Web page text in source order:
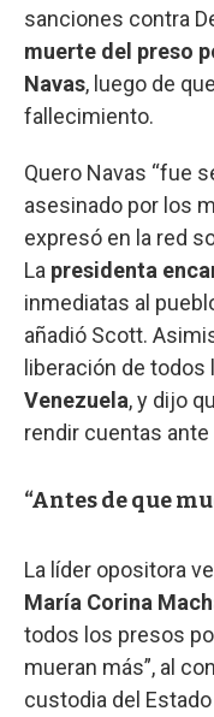
sanciones contra
muerte del preso
Navas, luego de
fallecimiento.
Quero Navas “fue
asesinado por los
expresó en la red
La presidenta
inmediatas al
añadió Scott.
liberación de todos
Venezuela, y dijo
rendir cuentas ante
“Antes de que
La líder opositora
María Corina
todos los presos
mueran más”, al
custodia del